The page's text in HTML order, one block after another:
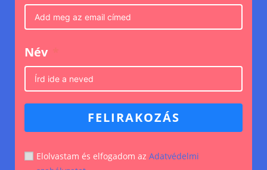
Név
FELIRAKOZÁS
Elolvastam és elfogadom az Adatvédelmi